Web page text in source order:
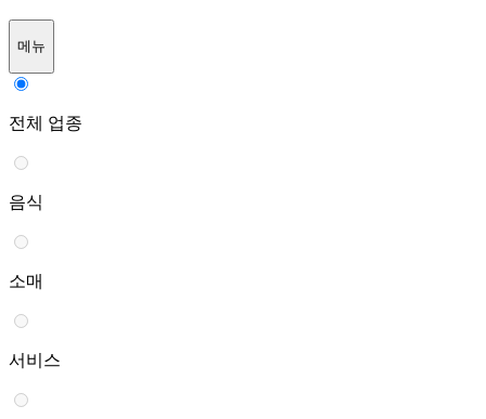
메뉴
전체 업종
음식
소매
서비스